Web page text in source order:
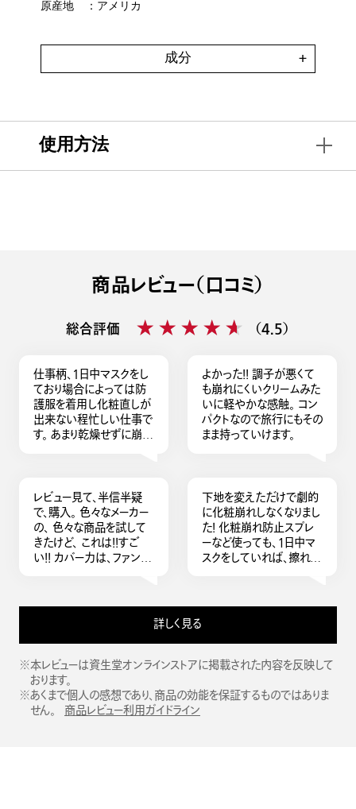
原産地 ：アメリカ
成分
使用方法
商品レビュー（口コミ）
総合評価 ★★★★★
★★★★★ （4.5）
仕事柄、1日中マスクをし
ており場合によっては防
護服を着用し化粧直しが
出来ない程忙しい仕事で
す。 あまり乾燥せずに崩れ
たがシンクロスキンのプラ
イマーで決まり。 綺麗で
す。感動ものです。
よかった！！ 調子が悪くて
も崩れにくいクリームみた
いに軽やかな感触。 コン
パクトなので旅行にもその
まま持っていけます。
レビュー見て、半信半疑
で、購入。 色々なメーカー
の、 色々な商品を試して
きたけど、 これは！！すご
い！！ カバー力は、ファンデ
ンの使用量が減り、 また、
マスクに、つきにくい。 メイ
下地を変えただけで劇的
に化粧崩れしなくなりまし
た！ 化粧崩れ防止スプレ
ーなど使っても、１日中マ
スクをしていれば、擦れて
下地にしてからは皆無で
す。 さらっとして伸びがよ
く、無色なので肌色を選ば
のもとても良いです！
詳しく見る
※本レビューは資生堂オンラインストアに掲載された内容を反映して
おります。
※あくまで個人の感想であり、商品の効能を保証するものではありま
せん。
商品レビュー利用ガイドライン